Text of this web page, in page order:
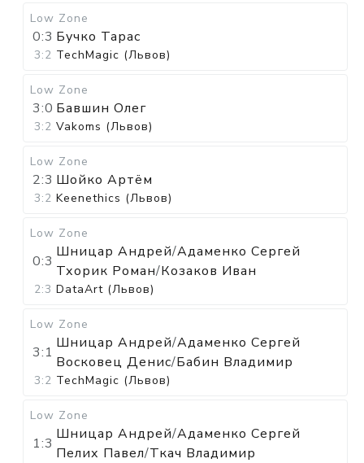
Low Zone
0:3 Бучко Тарас
3:2 TechMagic (Львов)
Low Zone
3:0 Бавшин Олег
3:2 Vakoms (Львов)
Low Zone
2:3 Шойко Артём
3:2 Keenethics (Львов)
Low Zone
0:3
Шницар Андрей/Адаменко Сергей
Тхорик Роман/Козаков Иван
2:3 DataArt (Львов)
Low Zone
3:1
Шницар Андрей/Адаменко Сергей
Восковец Денис/Бабин Владимир
3:2 TechMagic (Львов)
Low Zone
1:3
Шницар Андрей/Адаменко Сергей
Пелих Павел/Ткач Владимир